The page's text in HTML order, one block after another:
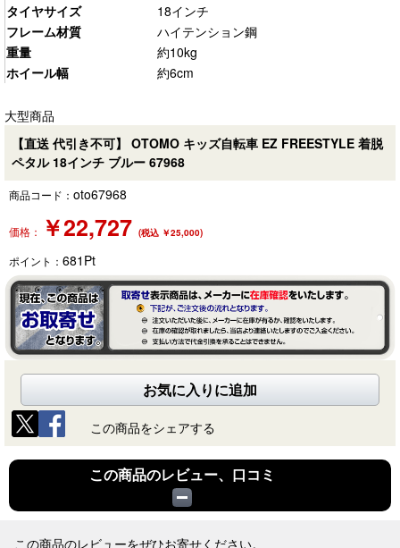
タイヤサイズ
18インチ
フレーム材質
ハイテンション鋼
重量
約10kg
ホイール幅
約6cm
大型商品
【直送 代引き不可】 OTOMO キッズ自転車 EZ FREESTYLE 着脱
ペタル 18インチ ブルー 67968
商品コード： oto67968
価格： ￥22,727 (税込 ￥25,000)
ポイント： 681 Pt
お気に入りに追加
この商品をシェアする
この商品のレビュー、口コミ
この商品のレビューをぜひお寄せください。